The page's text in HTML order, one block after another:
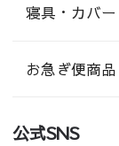
寝具・カバー
お急ぎ便商品
公式SNS